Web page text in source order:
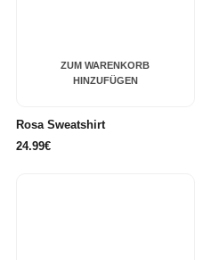
ZUM WARENKORB
HINZUFÜGEN
Rosa Sweatshirt
24.99€